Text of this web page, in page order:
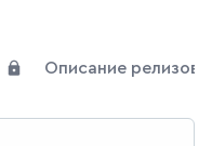
Описание релизов